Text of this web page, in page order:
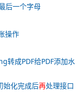
后一个字母
操作
成PDF给PDF添加水
始化完成后再处理接口